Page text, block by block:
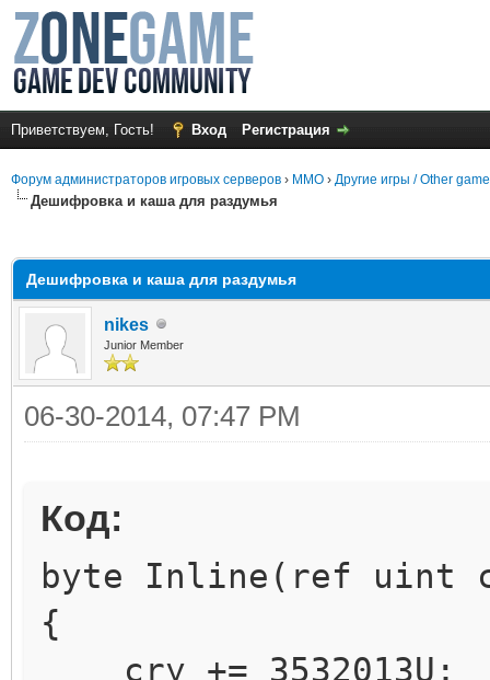
Приветствуем, Гость! Вход Регистрация
Форум администраторов игровых серверов › MMO › Другие игры / Other
Дешифровка и каша для раздумья
Дешифровка и каша для раздумья
nikes
Junior Member
06-30-2014, 07:47 PM
Код:
byte Inline(ref uint
{
cry += 3532013U;